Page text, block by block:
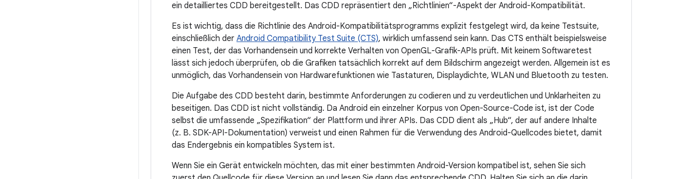
ein detailliertes CDD bereitgestellt. Das CDD repräsentiert den „Richtlinien“-Aspekt der Android-Kompatibilität.
Es ist wichtig, dass die Richtlinie des Android-Kompatibilitätsprogramms explizit festgelegt wird, da keine Testsuite,
einschließlich der Android Compatibility Test Suite (CTS), wirklich umfassend sein kann. Das CTS enthält beispielsweise
einen Test, der das Vorhandensein und korrekte Verhalten von OpenGL-Grafik-APIs prüft. Mit keinem Softwaretest
lässt sich jedoch überprüfen, ob die Grafiken tatsächlich korrekt auf dem Bildschirm angezeigt werden. Allgemein ist es
unmöglich, das Vorhandensein von Hardwarefunktionen wie Tastaturen, Displaydichte, WLAN und Bluetooth zu testen.
Die Aufgabe des CDD besteht darin, bestimmte Anforderungen zu codieren und zu verdeutlichen und Unklarheiten zu
beseitigen. Das CDD ist nicht vollständig. Da Android ein einzelner Korpus von Open-Source-Code ist, ist der Code
selbst die umfassende „Spezifikation“ der Plattform und ihrer APIs. Das CDD dient als „Hub“, der auf andere Inhalte
(z. B. SDK-API-Dokumentation) verweist und einen Rahmen für die Verwendung des Android-Quellcodes bietet, damit
das Endergebnis ein kompatibles System ist.
Wenn Sie ein Gerät entwickeln möchten, das mit einer bestimmten Android-Version kompatibel ist, sehen Sie sich